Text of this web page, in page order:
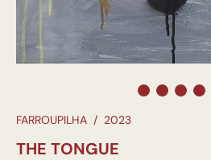
FARROUPILHA / 2023
THE TONGUE